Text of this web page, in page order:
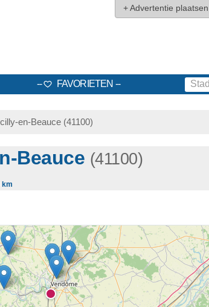
+Advertentie plaatsen
FAVORIETEN
en-Beauce (41100)
Beauce (41100)
km